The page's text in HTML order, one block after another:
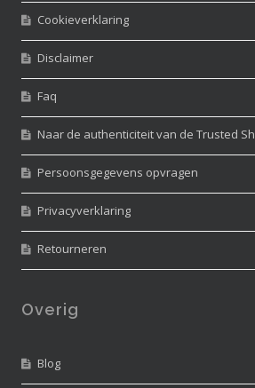
Cookieverklaring
Disclaimer
Faq
Naar de authenticiteit van de Trusted
Persoonsgegevens opvragen
Privacyverklaring
Retourneren
Overig
Blog